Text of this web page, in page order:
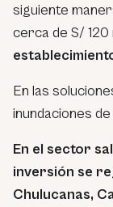
siguiente
cerca de S/ 120
En las
inundaciones
En el sector
inversión se
Chulucanas,